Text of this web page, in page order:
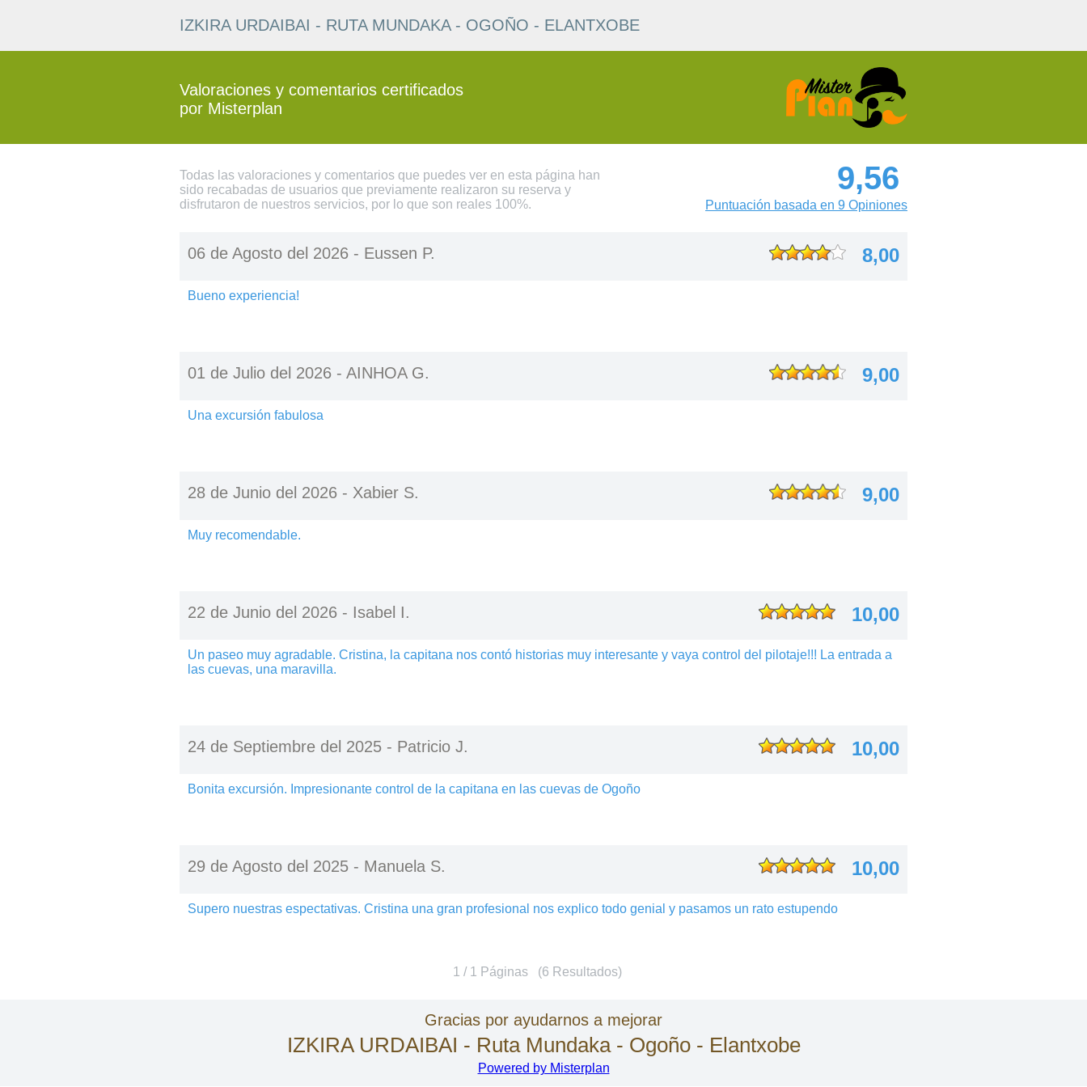
IZKIRA URDAIBAI - RUTA MUNDAKA - OGOÑO - ELANTXOBE
Valoraciones y comentarios certificados
por Misterplan
Todas las valoraciones y comentarios que puedes ver en esta página han
sido recabadas de usuarios que previamente realizaron su reserva y
disfrutaron de nuestros servicios, por lo que son reales 100%.
9,56
Puntuación basada en 9 Opiniones
06 de Agosto del 2026 - Eussen P. 8,00
Bueno experiencia!
01 de Julio del 2026 - AINHOA G. 9,00
Una excursión fabulosa
28 de Junio del 2026 - Xabier S. 9,00
Muy recomendable.
22 de Junio del 2026 - Isabel I. 10,00
Un paseo muy agradable. Cristina, la capitana nos contó historias muy interesante y vaya control del pilotaje!!! La entrada a
las cuevas, una maravilla.
24 de Septiembre del 2025 - Patricio J. 10,00
Bonita excursión. Impresionante control de la capitana en las cuevas de Ogoño
29 de Agosto del 2025 - Manuela S. 10,00
Supero nuestras espectativas. Cristina una gran profesional nos explico todo genial y pasamos un rato estupendo
1 / 1 Páginas (6 Resultados)
Gracias por ayudarnos a mejorar
IZKIRA URDAIBAI - Ruta Mundaka - Ogoño - Elantxobe
Powered by Misterplan